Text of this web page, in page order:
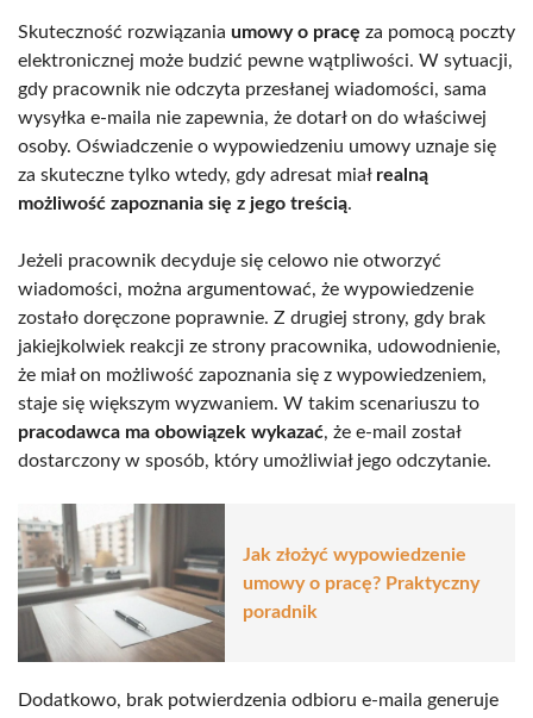
Skuteczność rozwiązania umowy o pracę za pomocą poczty
elektronicznej może budzić pewne wątpliwości. W sytuacji,
gdy pracownik nie odczyta przesłanej wiadomości, sama
wysyłka e-maila nie zapewnia, że dotarł on do właściwej
osoby. Oświadczenie o wypowiedzeniu umowy uznaje się
za skuteczne tylko wtedy, gdy adresat miał realną
możliwość zapoznania się z jego treścią.
Jeżeli pracownik decyduje się celowo nie otworzyć
wiadomości, można argumentować, że wypowiedzenie
zostało doręczone poprawnie. Z drugiej strony, gdy brak
jakiejkolwiek reakcji ze strony pracownika, udowodnienie,
że miał on możliwość zapoznania się z wypowiedzeniem,
staje się większym wyzwaniem. W takim scenariuszu to
pracodawca ma obowiązek wykazać, że e-mail został
dostarczony w sposób, który umożliwiał jego odczytanie.
Jak złożyć wypowiedzenie
umowy o pracę? Praktyczny
poradnik
Dodatkowo, brak potwierdzenia odbioru e-maila generuje